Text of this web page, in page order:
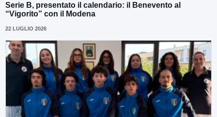
Serie B, presentato il calendario: il Benevento al
“Vigorito” con il Modena
22 LUGLIO 2026